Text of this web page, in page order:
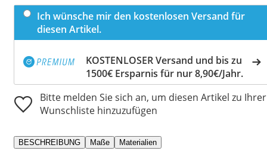
Ich wünsche mir den kostenlosen Versand für
diesen Artikel.
KOSTENLOSER Versand und bis zu
1500€ Ersparnis für nur 8,90€/Jahr.
Bitte melden Sie sich an, um diesen Artikel zu Ihrer
Wunschliste hinzuzufügen
BESCHREIBUNG Maße Materialien